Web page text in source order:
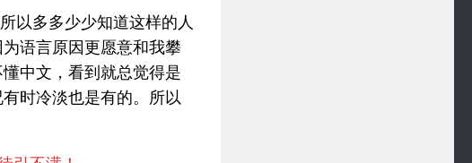
以多多少少知道这样的人
语言原因更愿意和我攀
中文，看到就总觉得是
时冷淡也是有的。所以